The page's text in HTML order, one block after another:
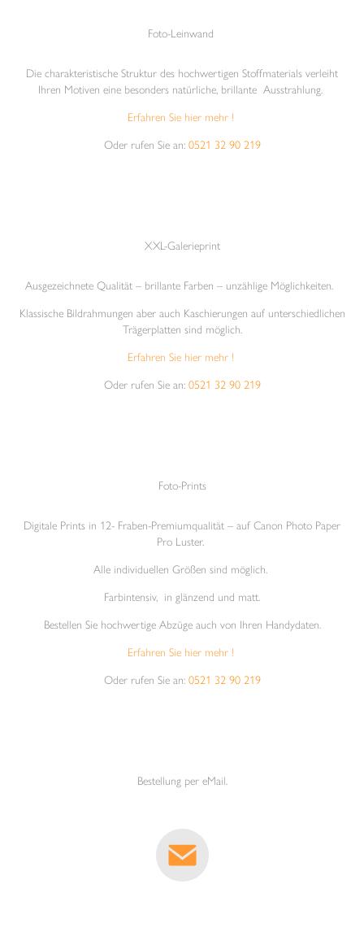
Foto-Leinwand
Die charakteristische Struktur des hochwertigen Stoffmaterials verleiht
Ihren Motiven eine besonders natürliche, brillante Ausstrahlung.
Erfahren Sie hier mehr !
Oder rufen Sie an: 0521 32 90 219
XXL-Galerieprint
Ausgezeichnete Qualität – brillante Farben – unzählige Möglichkeiten.
Klassische Bildrahmungen aber auch Kaschierungen auf unterschiedlichen
Trägerplatten sind möglich.
Erfahren Sie hier mehr !
Oder rufen Sie an: 0521 32 90 219
Foto-Prints
Digitale Prints in 12- Fraben-Premiumqualität – auf Canon Photo Paper
Pro Luster.
Alle individuellen Größen sind möglich.
Farbintensiv, in glänzend und matt.
Bestellen Sie hochwertige Abzüge auch von Ihren Handydaten.
Erfahren Sie hier mehr !
Oder rufen Sie an: 0521 32 90 219
Bestellung per eMail.